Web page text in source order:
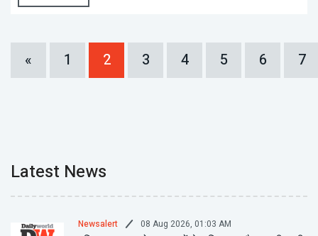
« 1 2 3 4 5 6 7
Latest News
Newsalert 08 Aug 2026, 01:03 AM